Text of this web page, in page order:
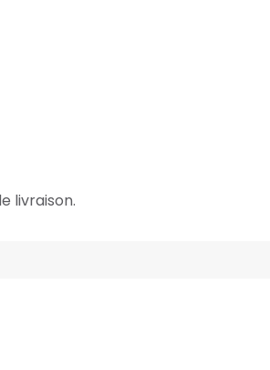
livraison.